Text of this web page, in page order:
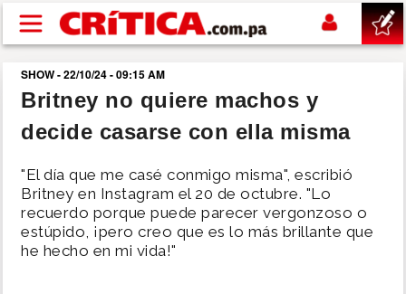
Pasar al contenido principal
buscar
SUCESOS
NACIONAL
POLÍTICA
SHOW - 22/10/24 - 09:15 AM
Britney no quiere machos y
decide casarse con ella misma
"El día que me casé conmigo misma", escribió
Britney en Instagram el 20 de octubre. "Lo
recuerdo porque puede parecer vergonzoso o
estúpido, ¡pero creo que es lo más brillante que
he hecho en mi vida!"